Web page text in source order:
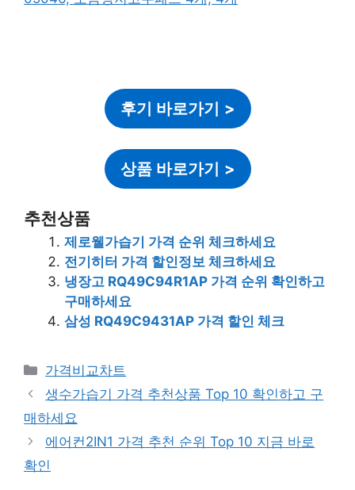
후기 바로가기 >
상품 바로가기 >
추천상품
제로웰가습기 가격 순위 체크하세요
전기히터 가격 할인정보 체크하세요
냉장고 RQ49C94R1AP 가격 순위 확인하고
구매하세요
삼성 RQ49C9431AP 가격 할인 체크
카
테
리
가격비교차트
생수가습기 가격 추천상품 Top 10 확인하고 구
매하세요
에어컨2IN1 가격 추천 순위 Top 10 지금 바로
확인